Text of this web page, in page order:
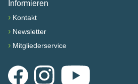
Informieren
› Kontakt
› Newsletter
› Mitgliederservice
FacebookInstagramYouTube